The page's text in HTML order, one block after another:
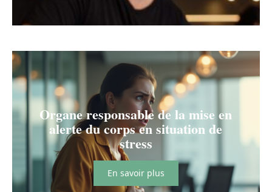
Organe responsable de la mise en
alerte du corps en situation de
stress
En savoir plus